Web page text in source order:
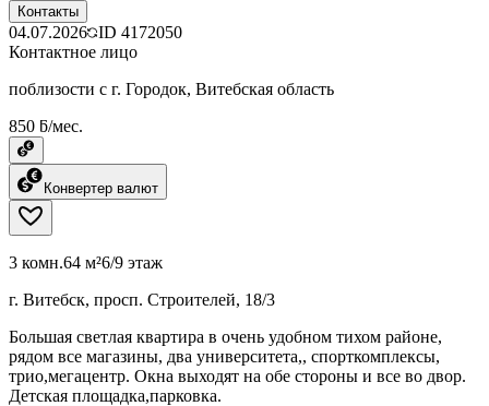
Контакты
04.07.2026 ID 4172050
Контактное лицо
поблизости с г. Городок, Витебская область
850 ƃ/мес.
Конвертер валют
3 комн.64 м²6/9 этаж
г. Витебск, просп. Строителей, 18/3
Большая светлая квартира в очень удобном тихом районе,
рядом все магазины, два университета,, спорткомплексы,
трио,мегацентр. Окна выходят на обе стороны и все во двор.
Детская площадка,парковка.